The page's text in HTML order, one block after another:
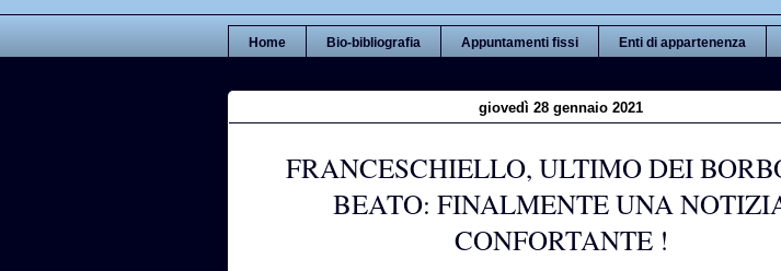
Home Bio-bibliografia Appuntamenti fissi Enti di appartenenza
giovedì 28 gennaio 2021
FRANCESCHIELLO, ULTIMO DEI
BEATO: FINALMENTE UNA
CONFORTANTE !